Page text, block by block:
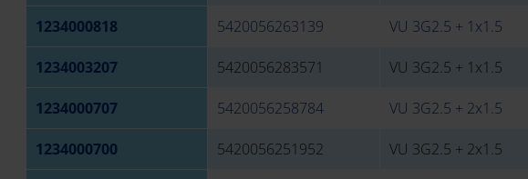
1234000818 5420056263139 VU 3G2.5 + 1x1.5
1234003207 5420056283571 VU 3G2.5 + 1x1.5
1234000707 5420056258784 VU 3G2.5 + 2x1.5
1234000700 5420056251952 VU 3G2.5 + 2x1.5